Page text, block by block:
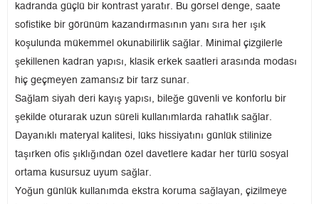
kadranda güçlü bir kontrast yaratır. Bu görsel denge, saate
sofistike bir görünüm kazandırmasının yanı sıra her ışık
koşulunda mükemmel okunabilirlik sağlar. Minimal çizgilerle
şekillenen kadran yapısı, klasik erkek saatleri arasında modası
hiç geçmeyen zamansız bir tarz sunar.
Sağlam siyah deri kayış yapısı, bileğe güvenli ve konforlu bir
şekilde oturarak uzun süreli kullanımlarda rahatlık sağlar.
Dayanıklı materyal kalitesi, lüks hissiyatını günlük stilinize
taşırken ofis şıklığından özel davetlere kadar her türlü sosyal
ortama kusursuz uyum sağlar.
Yoğun günlük kullanımda ekstra koruma sağlayan, çizilmeye